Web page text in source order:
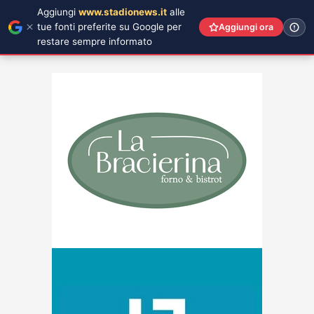
Aggiungi www.stadionews.it alle
tue fonti preferite su Google per
restare sempre informato
Aggiungi ora